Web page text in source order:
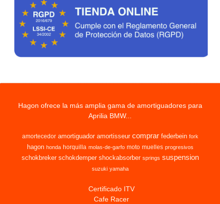
Hagon ofrece la más amplia gama de amortiguadores para
Aprilia BMW...
amortecedor amortiguador amortisseur comprar federbein fork
hagon honda horquilla molas-de-garfo moto muelles progresivos
schokbreker schokdemper shockabsorber springs suspension
suzuki yamaha
Certificado ITV
Cafe Racer